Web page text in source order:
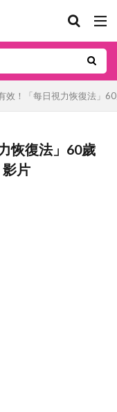
效！「每日視力恢復法」
恢復法」60歲
影片